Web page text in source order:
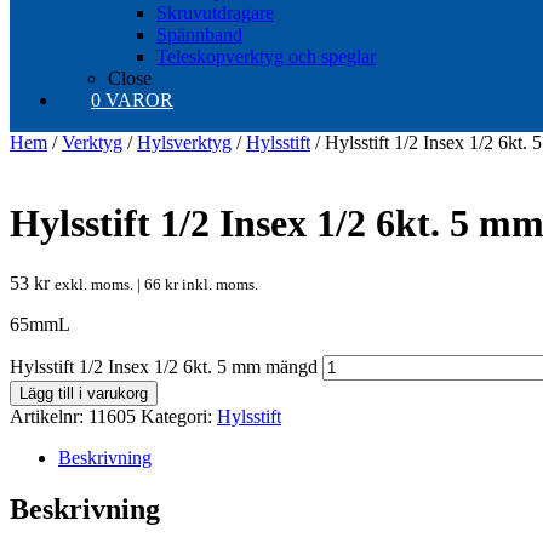
Skruvutdragare
Spännband
Teleskopverktyg och speglar
Close
0 VAROR
Hem /Verktyg /Hylsverktyg /Hylsstift / Hylsstift 1/2 Insex 1/2 6kt.
Hylsstift 1/2 Insex 1/2 6kt. 5 mm
53 kr exkl. moms. | 66 krinkl. moms.
65mmL
Hylsstift 1/2 Insex 1/2 6kt. 5 mm mängd
Lägg till i varukorg
Artikelnr: 11605 Kategori: Hylsstift
Beskrivning
Beskrivning